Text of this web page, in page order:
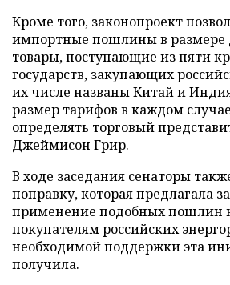
Кроме того, законопроект
импортные пошлины в размере
товары, поступающие из пяти
государств, закупающих
их числе названы Китай и
размер тарифов в каждом
определять торговый
Джеймисон Грир.
В ходе заседания сенаторы
поправку, которая предлагала
применение подобных пошлин
покупателям российских
необходимой поддержки эта
получила.